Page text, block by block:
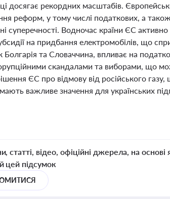
досягає рекордних масштабів.
реформ, у тому числі податкових, а
суперечності. Водночас країни ЄС
на придбання електромобілів, що
та Словаччина, впливає на
скандалами та виборами, що
ЄС про відмову від російського
важливе значення для українських
відео, офіційні джерела, на основі
цей підсумок